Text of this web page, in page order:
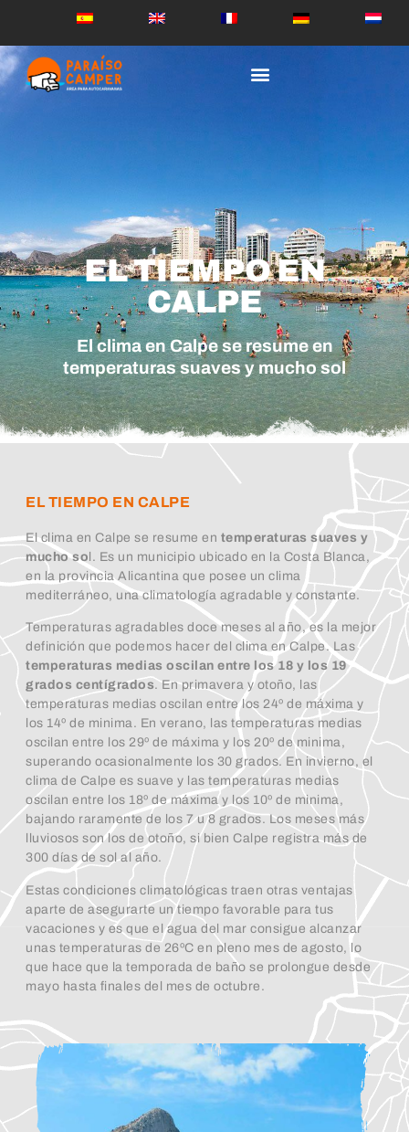
EL TIEMPO EN
CALPE
El clima en Calpe se resume en
temperaturas suaves y mucho sol
EL TIEMPO EN CALPE
El clima en Calpe se resume en temperaturas suaves y
mucho so l. Es un municipio ubicado en la Costa Blanca,
en la provincia Alicantina que posee un clima
mediterráneo, una climatología agradable y constante.
Temperaturas agradables doce meses al año, es la mejor
definición que podemos hacer del clima en Calpe. Las
temperaturas medias oscilan entre los 18 y los 19
grados centígrados. En primavera y otoño, las
temperaturas medias oscilan entre los 24º de máxima y
los 14º de minima. En verano, las temperaturas medias
oscilan entre los 29º de máxima y los 20º de minima,
superando ocasionalmente los 30 grados. En invierno, el
clima de Calpe es suave y las temperaturas medias
oscilan entre los 18º de máxima y los 10º de minima,
bajando raramente de los 7 u 8 grados. Los meses más
lluviosos son los de otoño, si bien Calpe registra más de
300 días de sol al año.
Estas condiciones climatológicas traen otras ventajas
aparte de asegurarte un tiempo favorable para tus
vacaciones y es que el agua del mar consigue alcanzar
unas temperaturas de 26ºC en pleno mes de agosto, lo
que hace que la temporada de baño se prolongue desde
mayo hasta finales del mes de octubre.